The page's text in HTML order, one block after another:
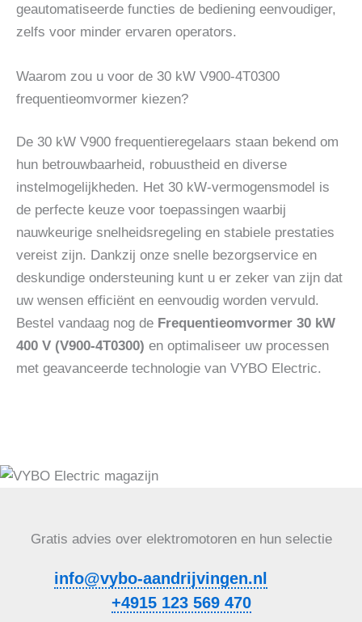
geautomatiseerde functies de bediening eenvoudiger,
zelfs voor minder ervaren operators.
Waarom zou u voor de 30 kW V900-4T0300
frequentieomvormer kiezen?
De 30 kW V900 frequentieregelaars staan ​​bekend om
hun betrouwbaarheid, robuustheid en diverse
instelmogelijkheden. Het 30 kW-vermogensmodel is
de perfecte keuze voor toepassingen waarbij
nauwkeurige snelheidsregeling en stabiele prestaties
vereist zijn. Dankzij onze snelle bezorgservice en
deskundige ondersteuning kunt u er zeker van zijn dat
uw wensen efficiënt en eenvoudig worden vervuld.
Bestel vandaag nog de Frequentieomvormer 30 kW
400 V (V900-4T0300) en optimaliseer uw processen
met geavanceerde technologie van VYBO Electric.
Gratis advies over elektromotoren en hun selectie
info@vybo-aandrijvingen.nl
+4915 123 569 470